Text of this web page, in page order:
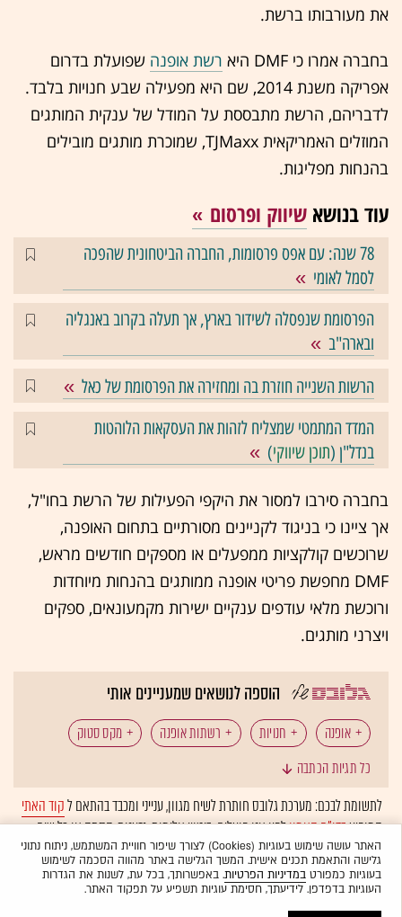
את מעורבותו ברשת.
בחברה אמרו כי DMF היא רשת אופנה שפועלת בדרום
אפריקה משנת 2014, שם היא מפעילה שבע חנויות בלבד.
לדבריהם, הרשת מתבססת על המודל של ענקית המותגים
המוזלים האמריקאית TJMaxx, שמוכרת מותגים מובילים
בהנחות מפליגות.
עוד בנושא שיווק ופרסום
78 שנה: עם אפס פרסומות, החברה הביטחונית שהפכה
לסמל לאומי
הפרסומת שנפסלה לשידור בארץ, אך תעלה בקרוב באנגליה
ובארה"ב
הרשות השנייה חוזרת בה ומחזירה את הפרסומת של כאל
המדד המתמטי שמצליח לזהות את העסקאות הלוהטות
בנדל"ן (תוכן שיווקי)
בחברה סירבו למסור את היקפי הפעילות של הרשת בחו"ל,
אך ציינו כי בניגוד לקניינים מסורתיים בתחום האופנה,
שרוכשים קולקציות ממפעלים או מספקים חודשים מראש,
DMF מחפשת פריטי אופנה ממותגים בהנחות מיוחדות
ורוכשת מלאי עודפים ענקיים ישירות מקמעונאים, ספקים
ויצרני מותגים.
הוספה לנושאים שמעניינים אותי
אופנה חנויות רשתות אופנה מקס סטוק
כל תגיות הכתבה
לתשומת לבכם: מערכת גלובס חותרת לשיח מגוון, ענייני ומכבד בהתאם לקוד האתי
המופיעבדו"ח האמוןלפיו אנו פועלים. ביטויי אלימות, גזענות, הסתה או כל שיח
בלתי הולם אחר מסוננים בצורהאוטומטיתולא יפורסמו באתר.
האתר עושה שימוש בעוגיות (Cookies) לצורך שיפור חוויית המשתמש, ניתוח נתוני
גלישה והתאמת תכנים אישית. המשך הגלישה באתר מהווה הסכמה לשימוש
בעוגיות כמפורטבמדיניות הפרטיות. באפשרותך, בכל עת, לשנות את הגדרות
העוגיות בדפדפן. לידיעתך, חסימת עוגיות תשפיע על תפקוד האתר.